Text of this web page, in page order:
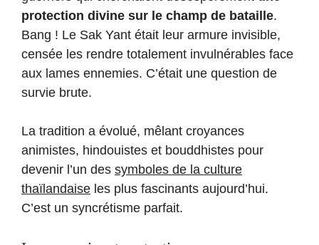
protection divine sur le champ de bataille.
Bang ! Le Sak Yant était leur armure invisible,
censée les rendre totalement invulnérables face
aux lames ennemies. C’était une question de
survie brute.
La tradition a évolué, mêlant croyances
animistes, hindouistes et bouddhistes pour
devenir l’un des symboles de la culture
thaïlandaise les plus fascinants aujourd’hui.
C’est un syncrétisme parfait.